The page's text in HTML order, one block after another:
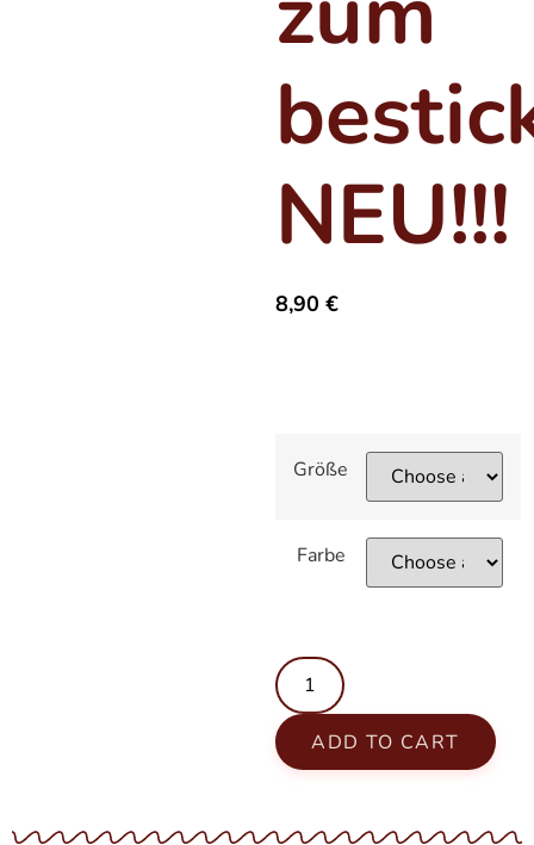
NEU!!!
8,90€
Größe
Farbe
ADD TO CART